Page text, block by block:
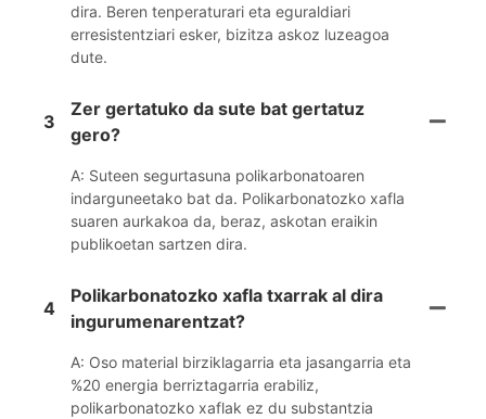
dira. Beren tenperaturari eta eguraldiari
erresistentziari esker, bizitza askoz luzeagoa
dute.
3
Zer gertatuko da sute bat gertatuz
gero?
A: Suteen segurtasuna polikarbonatoaren
indarguneetako bat da. Polikarbonatozko xafla
suaren aurkakoa da, beraz, askotan eraikin
publikoetan sartzen dira.
4
Polikarbonatozko xafla txarrak al dira
ingurumenarentzat?
A: Oso material birziklagarria eta jasangarria eta
%20 energia berriztagarria erabiliz,
polikarbonatozko xaflak ez du substantzia